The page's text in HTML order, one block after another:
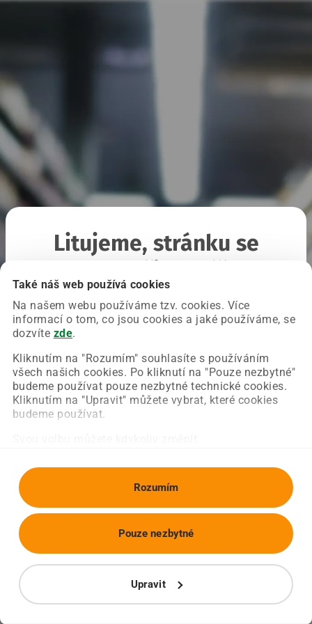
Také náš web používá cookies
Na našem webu používáme tzv. cookies. Více
informací o tom, co jsou cookies a jaké používáme, se
dozvíte zde.
Kliknutím na "Rozumím" souhlasíte s používáním
všech našich cookies. Po kliknutí na "Pouze nezbytné"
budeme používat pouze nezbytné technické cookies.
Kliknutím na "Upravit" můžete vybrat, které cookies
budeme používat.
Rozumím
Upravit
Pouze nezbytné
Litujeme, stránku se
Chyba nastala na naší straně a už ji opravujeme.
Zkuste prosím znovu načíst požadovanou stránku.
Obnovit stránku Úvodní strana